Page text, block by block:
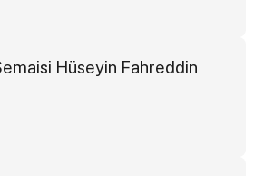
Hüseyin Fahreddin